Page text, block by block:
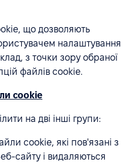
що дозволяють
налаштування
з точки зору обраної
файлів cookie.
cookie
на дві інші групи:
cookie, які пов'язані з
сайту і видаляються